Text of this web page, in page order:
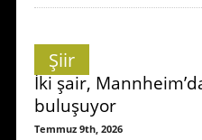
Şiir
İki şair,
buluşuyor
Temmuz 9th, 2026